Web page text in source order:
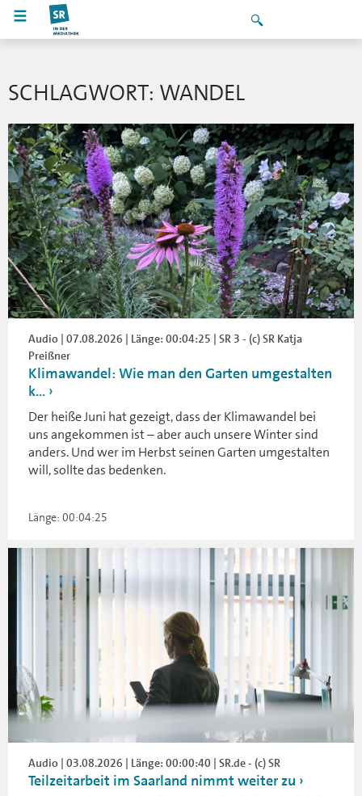
SCHLAGWORT: WANDEL
Audio | 07.08.2026 | Länge: 00:04:25 | SR 3 - (c) SR Katja
Preißner
Klimawandel: Wie man den Garten umgestalten
k...
Der heiße Juni hat gezeigt, dass der Klimawandel bei
uns angekommen ist – aber auch unsere Winter sind
anders. Und wer im Herbst seinen Garten umgestalten
will, sollte das bedenken.
Länge: 00:04:25
Audio | 03.08.2026 | Länge: 00:00:40 | SR.de - (c) SR
Teilzeitarbeit im Saarland nimmt weiter zu